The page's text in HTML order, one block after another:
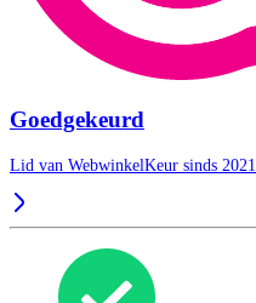
Goedgekeurd
Lid van WebwinkelKeur sinds 2021